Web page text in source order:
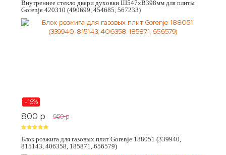
Внутреннее стекло двери духовки Ш547хВ398мм для плиты
Gorenje 420310 (490699, 454685, 567233)
-16%
800 p 950 p
Блок розжига для газовых плит Gorenje 188051 (339940,
815143, 406358, 185871, 656579)